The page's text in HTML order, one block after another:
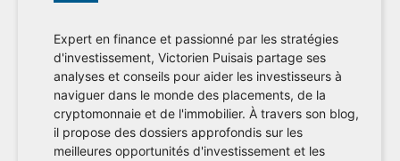
Expert en finance et passionné par les stratégies
d'investissement, Victorien Puisais partage ses
analyses et conseils pour aider les investisseurs à
naviguer dans le monde des placements, de la
cryptomonnaie et de l'immobilier. À travers son blog,
il propose des dossiers approfondis sur les
meilleures opportunités d'investissement et les